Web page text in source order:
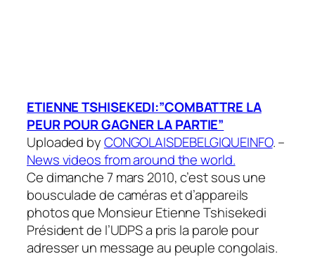
ETIENNE TSHISEKEDI:”COMBATTRE LA
PEUR POUR GAGNER LA PARTIE”
Uploaded byCONGOLAISDEBELGIQUEINFO. –
News videos from around the world.
Ce dimanche 7 mars 2010, c’est sous une
bousculade de caméras et d’appareils
photos que Monsieur Etienne Tshisekedi
Président de l’UDPS a pris la parole pour
adresser un message au peuple congolais.